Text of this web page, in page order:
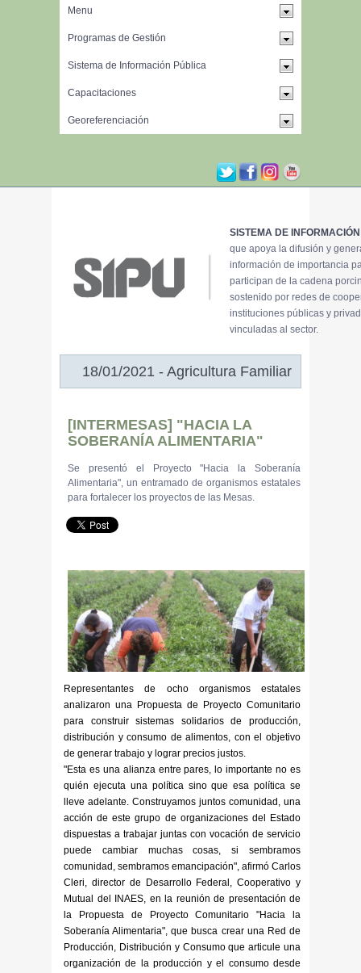
SISTEMA DE
que apoya la difusión y
información de importancia
participan de la cadena
sostenido por redes de
instituciones públicas y
vinculadas al sector.
18/01/2021 - Agricultura Familiar
[INTERMESAS] "HACIA LA
SOBERANÍA ALIMENTARIA"
Se presentó el Proyecto "Hacia la Soberanía
Alimentaria", un entramado de organismos estatales
para fortalecer los proyectos de las Mesas.
Representantes de ocho organismos estatales
analizaron una Propuesta de Proyecto Comunitario
para construir sistemas solidarios de producción,
distribución y consumo de alimentos, con el objetivo
de generar trabajo y lograr precios justos.
"Esta es una alianza entre pares, lo importante no es
quién ejecuta una política sino que esa política se
lleve adelante. Construyamos juntos comunidad, una
acción de este grupo de organizaciones del Estado
dispuestas a trabajar juntas con vocación de servicio
puede cambiar muchas cosas, si sembramos
comunidad, sembramos emancipación", afirmó Carlos
Cleri, director de Desarrollo Federal, Cooperativo y
Mutual del INAES, en la reunión de presentación de
la Propuesta de Proyecto Comunitario "Hacia la
Soberanía Alimentaria", que busca crear una Red de
Producción, Distribución y Consumo que articule una
organización de la producción y el consumo desde